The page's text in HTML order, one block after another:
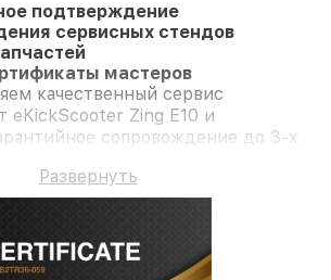
подтверждение
сервисных стендов
мастеров
качественный сервис
eKickScooter Zing E10 и
сопровождение до 3-х
Развернуть